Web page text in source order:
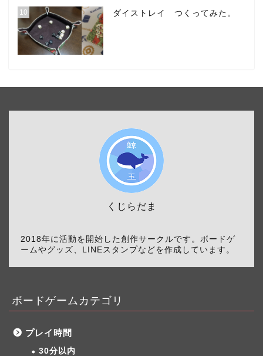
10 ダイストレイ つくってみた。
くじらだま
2018年に活動を開始した創作サークルです。ボードゲ
ームやグッズ、LINEスタンプなどを作成しています。
ボードゲームカテゴリ
プレイ時間
30分以内